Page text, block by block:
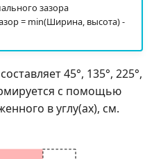
зазора
= min(Ширина, высота) -
45°, 135°, 225°,
с помощью
в углу(ах), см.